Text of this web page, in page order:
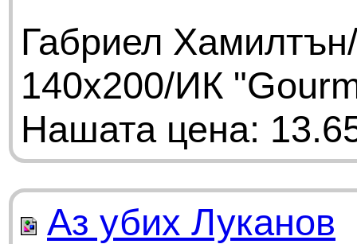
Габриел
140х200/ИК
Нашата цена:
Аз убих Луканов